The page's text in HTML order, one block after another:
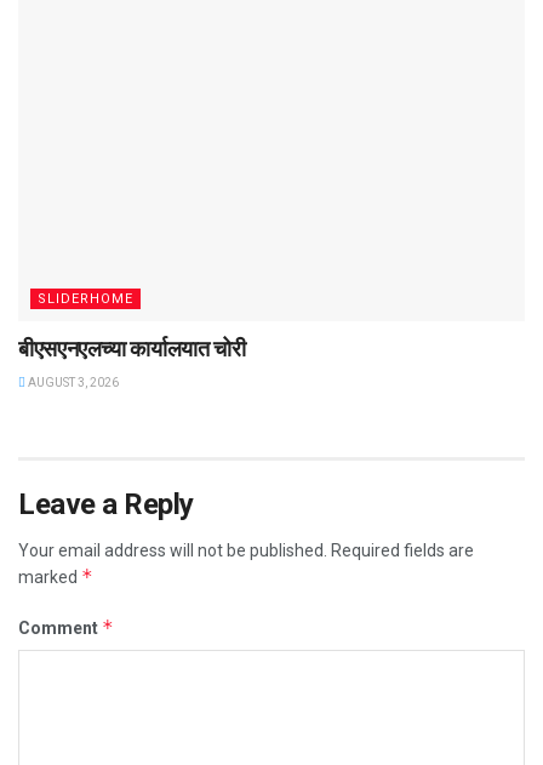
SLIDERHOME
बीएसएनएलच्या कार्यालयात चोरी
AUGUST 3, 2026
Leave a Reply
Your email address will not be published.
Required fields are
marked *
Comment *